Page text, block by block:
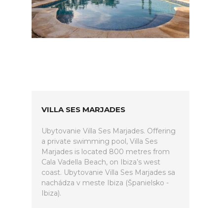
VILLA SES MARJADES
Ubytovanie Villa Ses Marjades. Offering
a private swimming pool, Villa Ses
Marjades is located 800 metres from
Cala Vadella Beach, on Ibiza’s west
coast. Ubytovanie Villa Ses Marjades sa
nachádza v meste Ibiza (Španielsko -
Ibiza).